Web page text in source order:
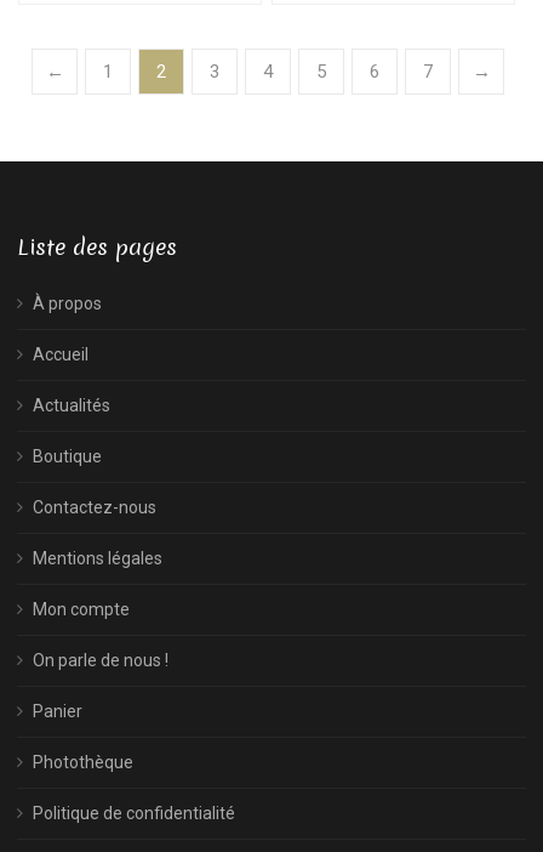
← 1 2 3 4 5 6 7 →
Liste des pages
À propos
Accueil
Actualités
Boutique
Contactez-nous
Mentions légales
Mon compte
On parle de nous !
Panier
Photothèque
Politique de confidentialité